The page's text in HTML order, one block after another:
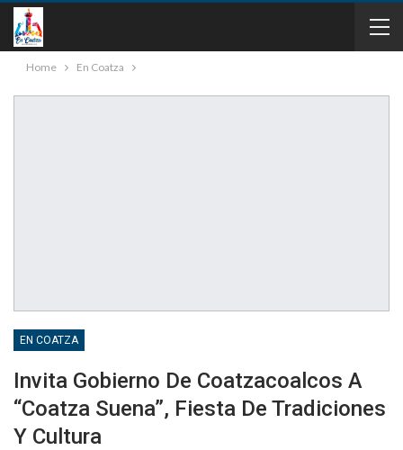
Home En Coatza
EN COATZA
Invita Gobierno De Coatzacoalcos A
“Coatza Suena”, Fiesta De Tradiciones
Y Cultura